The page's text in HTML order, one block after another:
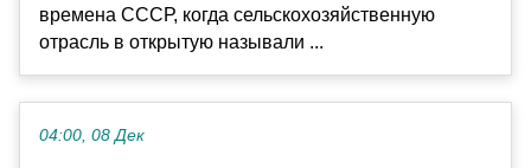
времена СССР, когда сельскохозяйственную
отрасль в открытую называли ...
04:00, 08 Дек